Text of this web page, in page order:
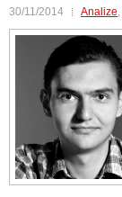
30/11/2014 Analize,